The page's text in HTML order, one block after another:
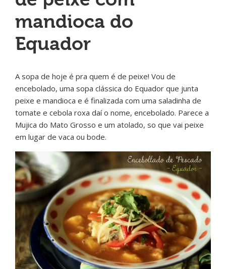
mandioca do
Equador
A sopa de hoje é pra quem é de peixe! Vou de
encebolado, uma sopa clássica do Equador que junta
peixe e mandioca e é finalizada com uma saladinha de
tomate e cebola roxa daí o nome, encebolado. Parece a
Mujica do Mato Grosso e um atolado, so que vai peixe
em lugar de vaca ou bode.